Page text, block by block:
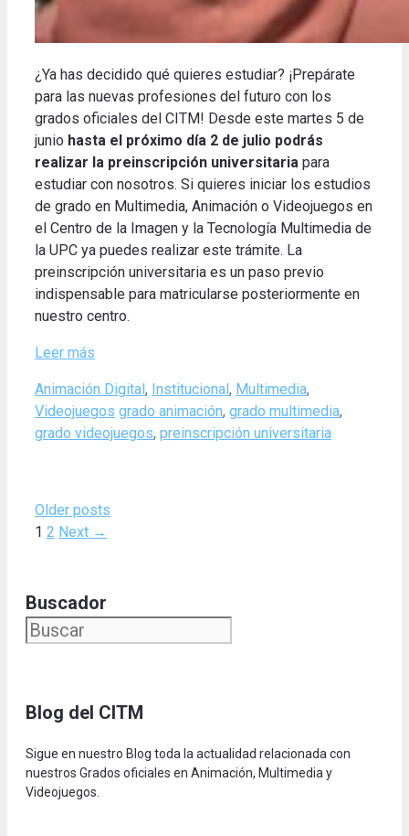
¿Ya has decidido qué quieres estudiar? ¡Prepárate
para las nuevas profesiones del futuro con los
grados oficiales del CITM! Desde este martes 5 de
junio hasta el próximo día 2 de julio podrás
realizar la preinscripción universitaria para
estudiar con nosotros. Si quieres iniciar los estudios
de grado en Multimedia, Animación o Videojuegos en
el Centro de la Imagen y la Tecnología Multimedia de
la UPC ya puedes realizar este trámite. La
preinscripción universitaria es un paso previo
indispensable para matricularse posteriormente en
nuestro centro.
Leer más
Categories
Animación Digital , Institucional , Multimedia,
Videojuegos Tags
grado animación, grado multimedia,
grado videojuegos, preinscripción universitaria
Older posts
Page
1 Page
2 Next →
Buscador
Blog del CITM
Sigue en nuestro Blog toda la actualidad relacionada con
nuestros Grados oficiales en Animación, Multimedia y
Videojuegos.